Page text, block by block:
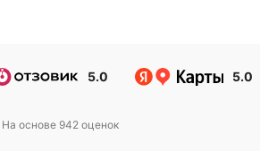
5.0 5.0
На основе 942 оценок